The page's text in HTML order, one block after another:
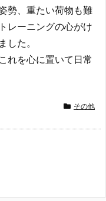
勢、重たい荷物も難
レーニングの心がけ
した。
れを心に置いて日常
その他